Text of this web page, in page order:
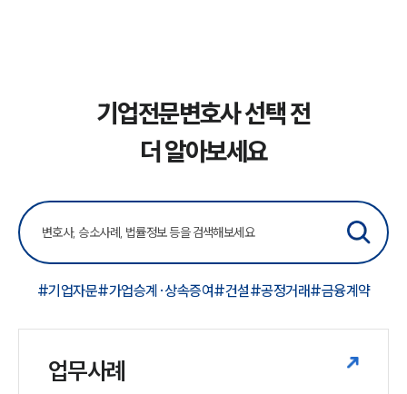
기업전문변호사 선택 전
더 알아보세요
#기업자문#가업승계·상속증여#건설#공정거래#금융계약
업무사례